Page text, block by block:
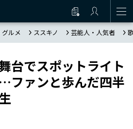
グルメ ススキノ 芸能人・人気者
台でスポットライト
ファンと歩んだ四半